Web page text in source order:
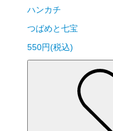
ハンカチ
つばめと七宝
550円(税込)